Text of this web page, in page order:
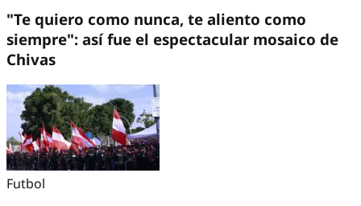
"Te quiero como nunca, te aliento como
siempre": así fue el espectacular mosaico de
Chivas
Futbol